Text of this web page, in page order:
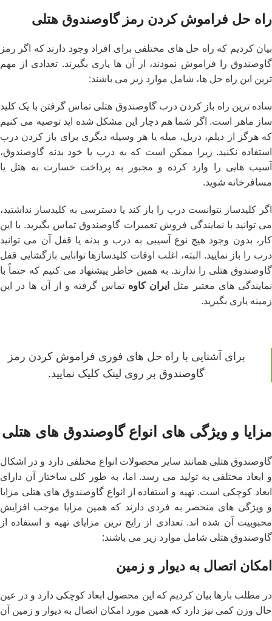
راه حل فراموش کردن رمز گاوصندوق هتلی
بیان کردیم که راه حل‌ های مختلفی برای افراد وجود دارند که اگر رمز
گاوصندوق را فراموش نمودند، از آن ها یاری بگیرند. تعدادی از مهم
ترین این راه حل ها، شامل موارد زیر می‌ باشند:
ساده ‌ترین راه باز کردن درب گاوصندوق هتلی تماس گرفتن با یک کلید
ساز ماهر است. اگر شما هم دچار این مشکل شده ‌اید توصیه می ‌کنیم
که هرگز از دیلم، دریل، میله یا هر وسیله دیگری برای باز کردن درب
استفاده نکنید. زیرا ممکن است که به درب یا خود بدنه گاوصندوق،
آسیب‌ هایی را وارد کرده و مجبور به پرداخت خسارت به هتل یا
مسافرخانه شوید.
اگر کلیدساز نتوانست درب را باز کند یا دسترسی به کلیدساز نداشتید،
می ‌توانید با نمایندگی فروش تعمیرات گاوصندوق تماس بگیرید. با این
کار، بدون وجود هیچ نوع آسیبی به درب و بدنه یا قفل آن می توانید
درب را باز نمایید. البته، اغلب اوقات کلیدسازها توانایی بازگشایی قفل
گاوصندوق هتلی را ندارند. به همین خاطر پیشنهاد می‌ کنیم که حتماً با
نمایندگی‌ های معتبر مثل
ایران کاوه تماس گرفته و از آن ها در این
زمینه یاری بگیرید.
برای آشنایی با راه حل ‌های فوری فراموش کردن رمز
گاوصندوق بر روی لینک کلیک نمایید.
مزایا و ویژگی‌ های انواع گاوصندوق‌ های هتلی
گاوصندوق هتلی همانند سایر محصولات انواع مختلفی دارد و در اشکال
و ابعاد مختلفی به تولید می‌ رسد. اما، به طور کلی ساختار آن دارای
ابعاد کوچکی است. تهیه و استفاده از انواع گاوصندوق ‌های هتلی مزایا
و ویژگی ‌های منحصر به فردی دارند که همین مزایا موجب افزایش
محبوبیت آن شده‌ اند. تعدادی از رایج ‌ترین مزایای تهیه و استفاده از
گاوصندوق هتلی شامل موارد زیر می‌ باشند:
امکان اتصال به دیوار و زمین
در مطلب بارها بیان کردیم که این محصول ابعاد کوچکی دارد و در عین
حال وزن کمی نیز دارد که همین مورد امکان اتصال به دیوار و زمین آن